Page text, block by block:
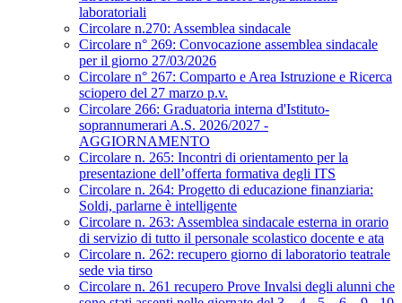
laboratoriali
Circolare n.270: Assemblea sindacale
Circolare n° 269: Convocazione assemblea sindacale
per il giorno 27/03/2026
Circolare n° 267: Comparto e Area Istruzione e Ricerca
sciopero del 27 marzo p.v.
Circolare 266: Graduatoria interna d'Istituto-
soprannumerari A.S. 2026/2027 -
AGGIORNAMENTO
Circolare n. 265: Incontri di orientamento per la
presentazione dell’offerta formativa degli ITS
Circolare n. 264: Progetto di educazione finanziaria:
Soldi, parlarne è intelligente
Circolare n. 263: Assemblea sindacale esterna in orario
di servizio di tutto il personale scolastico docente e ata
Circolare n. 262: recupero giorno di laboratorio teatrale
sede via tirso
Circolare n. 261 recupero Prove Invalsi degli alunni che